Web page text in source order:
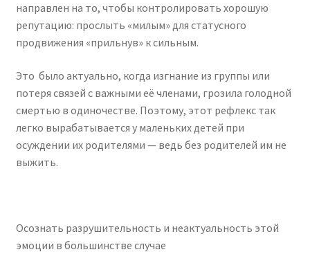
направлен на то, чтобы контролировать хорошую
репутацию: прослыть «милым» для статусного
продвижения «прильнув» к сильным.
Это было актуально, когда изгнание из группы или
потеря связей с важными её членами, грозила голодной
смертью в одиночестве. Поэтому, этот рефлекс так
легко вырабатывается у маленьких детей при
осуждении их родителями — ведь без родителей им не
выжить.
Осознать разрушительность и неактуальность этой
эмоции в большинстве случае